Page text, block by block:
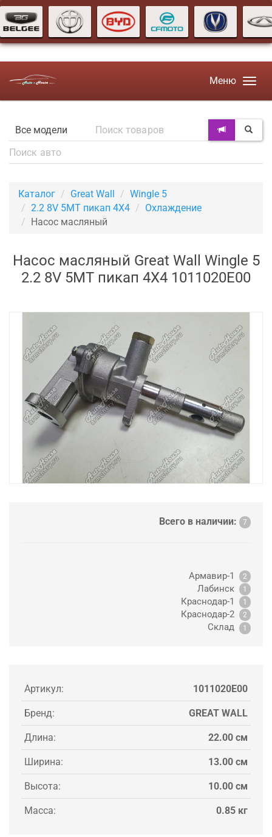
Меню
Каталог Great Wall
Wingle 5
2.2 8V 5MT пикап 4X4
Охлаждение
Насос масляный
Насос масляный Great Wall Wingle 5
2.2 8V 5MT пикап 4X4 1011020E00
Всего в наличии: 7
Армавир-1 2
Лабинск 1
Краснодар-1 1
Краснодар-2 2
Склад 1
Артикул: 1011020E00
Бренд: GREAT WALL
Длина: 22.00 см
Ширина: 13.00 см
Высота: 10.00 см
Масса: 0.85 кг